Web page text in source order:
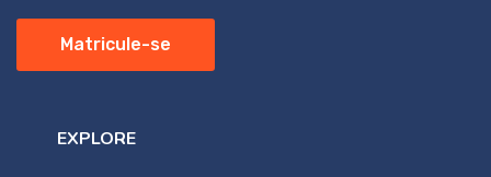
Matricule-se
EXPLORE